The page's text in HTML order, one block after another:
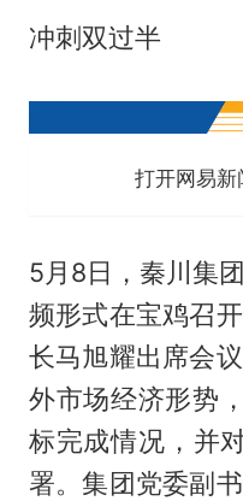
冲刺双过半
打开网易
5月8日，秦川集
频形式在宝鸡召
长马旭耀出席会
外市场经济形势
标完成情况，并
署。集团党委副